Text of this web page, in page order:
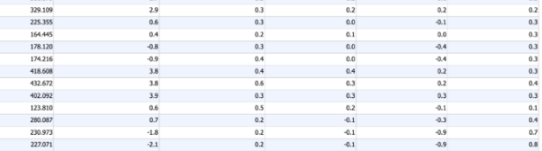
ログイン
メールマガジン登録
よくある質問